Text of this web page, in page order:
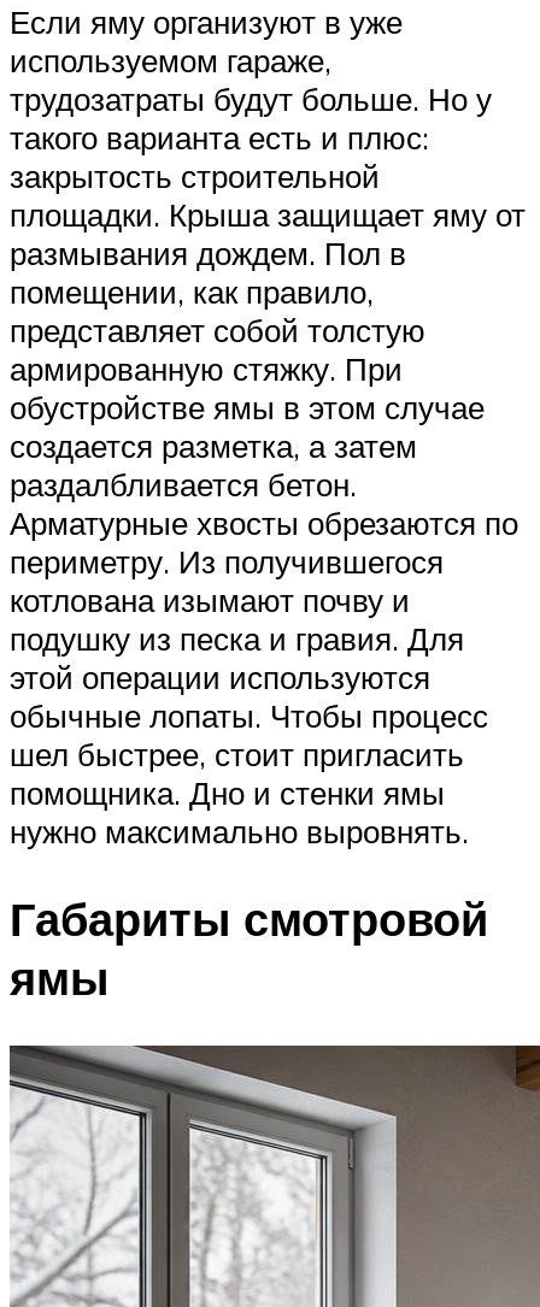
Если яму организуют в уже
используемом гараже,
трудозатраты будут больше. Но у
такого варианта есть и плюс:
закрытость строительной
площадки. Крыша защищает яму от
размывания дождем. Пол в
помещении, как правило,
представляет собой толстую
армированную стяжку. При
обустройстве ямы в этом случае
создается разметка, а затем
раздалбливается бетон.
Арматурные хвосты обрезаются по
периметру. Из получившегося
котлована изымают почву и
подушку из песка и гравия. Для
этой операции используются
обычные лопаты. Чтобы процесс
шел быстрее, стоит пригласить
помощника. Дно и стенки ямы
нужно максимально выровнять.
Габариты смотровой
ямы